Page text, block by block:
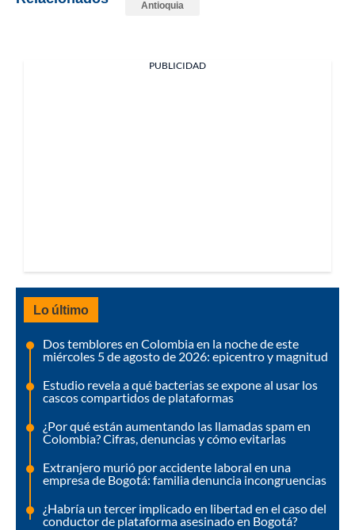
Antioquia
PUBLICIDAD
Lo último
Dos temblores en Colombia en la noche de este
miércoles 5 de agosto de 2026: epicentro y magnitud
Estudio revela a qué bacterias se expone al usar los
cascos compartidos de plataformas
¿Por qué están aumentando las llamadas spam en
Colombia? Cifras, denuncias y cómo evitarlas
Extranjero murió por accidente laboral en una
empresa de Bogotá: familia denuncia incongruencias
¿Habría un tercer implicado en libertad en el caso del
conductor de plataforma asesinado en Bogotá?